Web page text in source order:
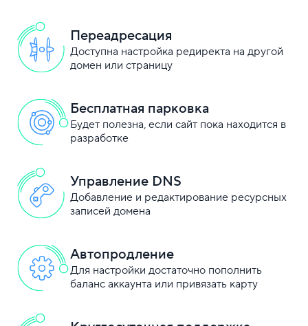
Переадресация
Доступна настройка редиректа на другой
домен или страницу
Бесплатная парковка
Будет полезна, если сайт пока находится в
разработке
Управление DNS
Добавление и редактирование ресурсных
записей домена
Автопродление
Для настройки достаточно пополнить
баланс аккаунта или привязать карту